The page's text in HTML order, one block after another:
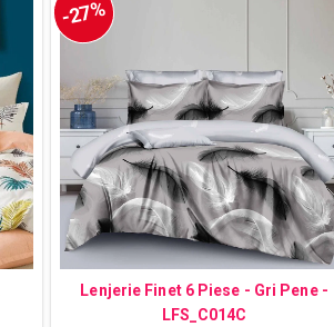
-27%
Lenjerie Finet 6 Piese - Gri Pene -
LFS_C014C